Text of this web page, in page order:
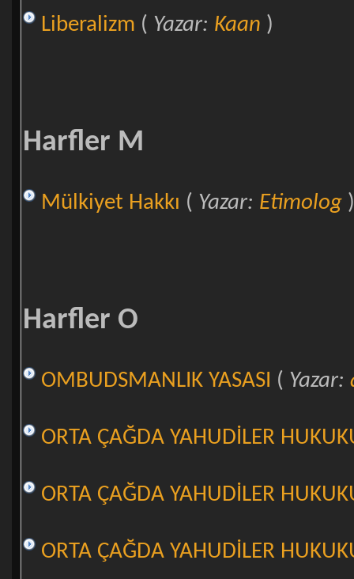
Liberalizm ( Yazar: Kaan )
Harfler M
Mülkiyet Hakkı ( Yazar: Etimolog)
Harfler O
OMBUDSMANLIK YASASI ( Yazar:
ORTA ÇAĞDA YAHUDİLER
ORTA ÇAĞDA YAHUDİLER
ORTA ÇAĞDA YAHUDİLER